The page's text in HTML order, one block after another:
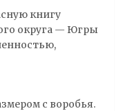
книгу
округа — Югры
с воробья.